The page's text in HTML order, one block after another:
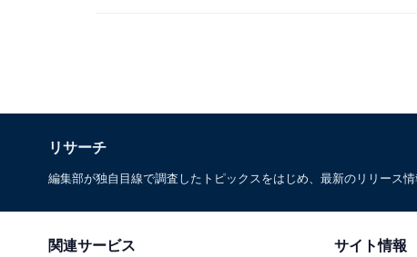
リサーチ
編集部が独自目線で調査したトピックスをはじめ、最新のリリース
関連サービス サイト情報